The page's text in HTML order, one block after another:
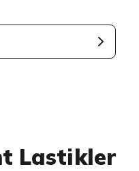
Lastikler